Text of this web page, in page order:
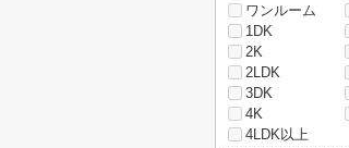
ワンルーム
1DK
2K
2LDK
3DK
4K
4LDK以上